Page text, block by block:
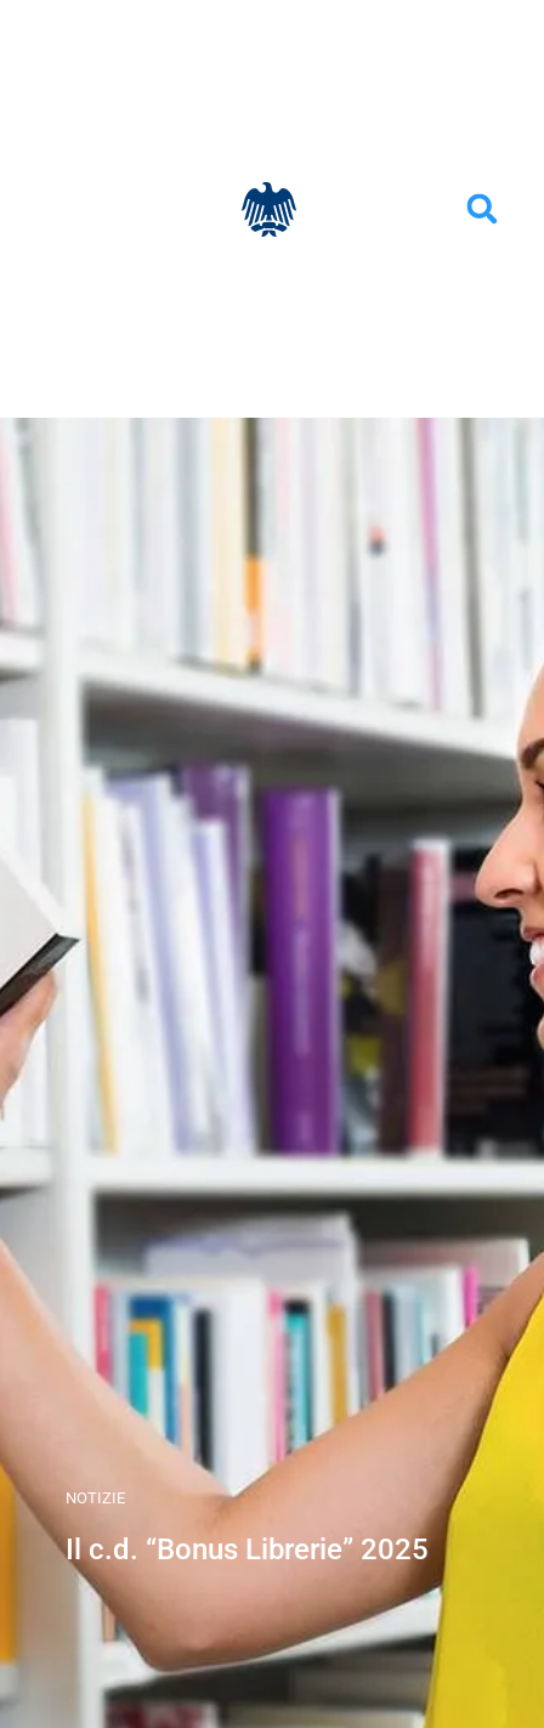
NOTIZIE
Il c.d. “Bonus Librerie” 2025